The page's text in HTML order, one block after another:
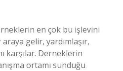
en çok bu işlevini
gelir, yardımlaşır,
karşılar. Derneklerin
ortamı sunduğu